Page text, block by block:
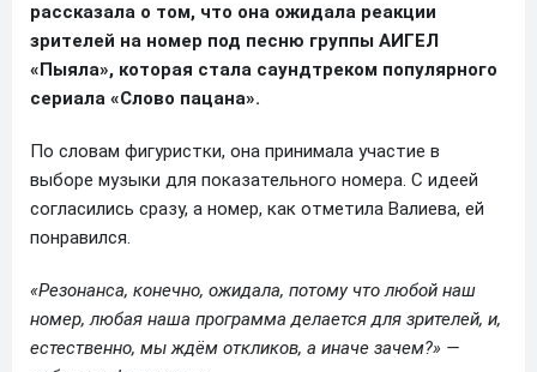
рассказала о том, что она ожидала реакции
зрителей на номер под песню группы АИГЕЛ
«Пыяла», которая стала саундтреком популярного
сериала «Слово пацана».
По словам фигуристки, она принимала участие в
выборе музыки для показательного номера. С идеей
согласились сразу, а номер, как отметила Валиева, ей
понравился.
«Резонанса, конечно, ожидала, потому что любой наш
номер, любая наша программа делается для зрителей, и,
естественно, мы ждём откликов, а иначе зачем?» —